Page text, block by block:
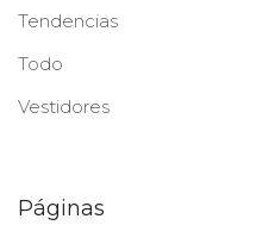
Tendencias
Todo
Vestidores
Páginas